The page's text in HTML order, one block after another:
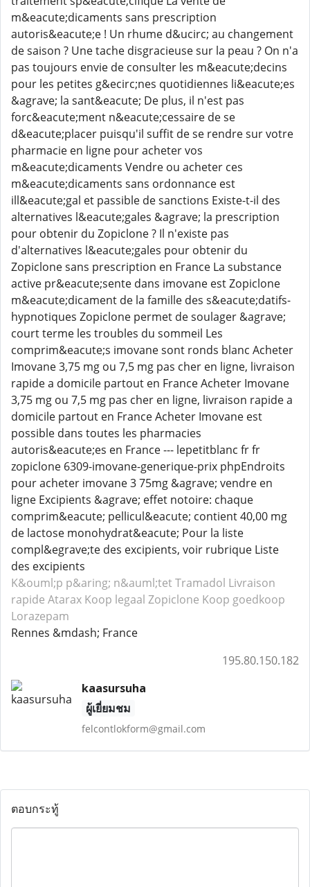
m&eacute;dicaments sans prescription
autoris&eacute;e ! Un rhume d&ucirc; au changement
de saison ? Une tache disgracieuse sur la peau ? On n'a
pas toujours envie de consulter les m&eacute;decins
pour les petites g&ecirc;nes quotidiennes li&eacute;es
&agrave; la sant&eacute; De plus, il n'est pas
forc&eacute;ment n&eacute;cessaire de se
d&eacute;placer puisqu'il suffit de se rendre sur votre
pharmacie en ligne pour acheter vos
m&eacute;dicaments Vendre ou acheter ces
m&eacute;dicaments sans ordonnance est
ill&eacute;gal et passible de sanctions Existe-t-il des
alternatives l&eacute;gales &agrave; la prescription
pour obtenir du Zopiclone ? Il n'existe pas
d'alternatives l&eacute;gales pour obtenir du
Zopiclone sans prescription en France La substance
active pr&eacute;sente dans imovane est Zopiclone
m&eacute;dicament de la famille des s&eacute;datifs-
hypnotiques Zopiclone permet de soulager &agrave;
court terme les troubles du sommeil Les
comprim&eacute;s imovane sont ronds blanc Acheter
Imovane 3,75 mg ou 7,5 mg pas cher en ligne, livraison
rapide a domicile partout en France Acheter Imovane
3,75 mg ou 7,5 mg pas cher en ligne, livraison rapide a
domicile partout en France Acheter Imovane est
possible dans toutes les pharmacies
autoris&eacute;es en France --- lepetitblanc fr fr
zopiclone 6309-imovane-generique-prix phpEndroits
pour acheter imovane 3 75mg &agrave; vendre en
ligne Excipients &agrave; effet notoire: chaque
comprim&eacute; pellicul&eacute; contient 40,00 mg
de lactose monohydrat&eacute; Pour la liste
compl&egrave;te des excipients, voir rubrique Liste
des excipients
K&ouml;p p&aring; n&auml;tet Tramadol Livraison
rapide Atarax Koop legaal Zopiclone Koop goedkoop
Lorazepam
Rennes &mdash; France
195.80.150.182
kaasursuha
ผู้เยี่ยมชม
felcontlokform@gmail.com
ตอบกระทู้